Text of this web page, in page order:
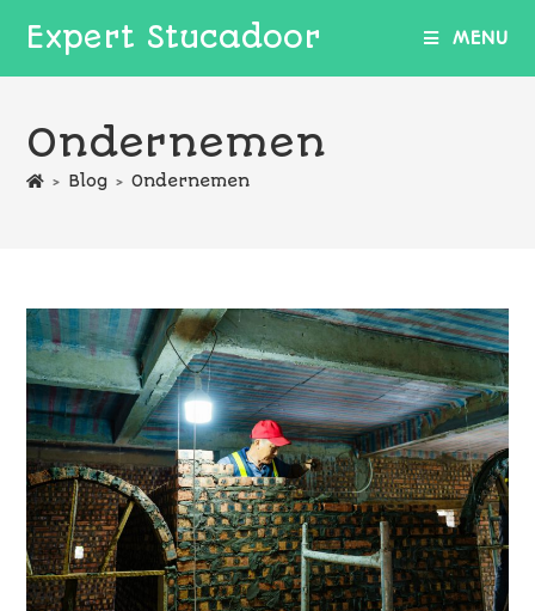
Expert Stucadoor MENU
Ondernemen
> Blog > Ondernemen